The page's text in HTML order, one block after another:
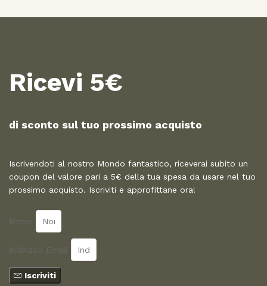
Ricevi 5€
di sconto sul tuo prossimo acquisto​
Iscrivendoti al nostro Mondo fantastico, riceverai subito un
coupon del valore pari a 5€ della tua spesa da usare nel tuo
prossimo acquisto. Iscriviti e approfittane ora!
Nome
Indirizzo Email
Iscriviti